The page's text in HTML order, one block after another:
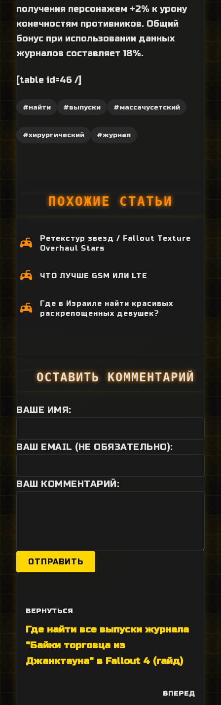
получения персонажем +2% к урону
конечностям противников. Общий
бонус при использовании данных
журналов составляет 18%.
[table id=46 /]
#найти #выпуски #массачусетский
#хирургический #журнал
ПОХОЖИЕ СТАТЬИ
Ретекстур звезд / Fallout Texture
Overhaul Stars
ЧТО ЛУЧШЕ GSM ИЛИ LTE
Где в Израиле найти красивых
раскрепощенных девушек?
ОСТАВИТЬ КОММЕНТАРИЙ
ВАШЕ ИМЯ:
ВАШ EMAIL (НЕ ОБЯЗАТЕЛЬНО):
ВАШ КОММЕНТАРИЙ:
ОТПРАВИТЬ
ВЕРНУТЬСЯ
Где найти все выпуски журнала
"Байки торговца из
Джанктауна" в Fallout 4 (гайд)
ВПЕРЕД